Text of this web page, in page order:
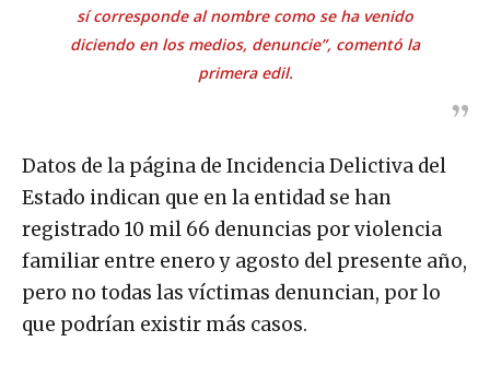
sí corresponde al nombre como se ha venido
diciendo en los medios, denuncie”, comentó la
primera edil.
Datos de la página de Incidencia Delictiva del
Estado indican que en la entidad se han
registrado 10 mil 66 denuncias por violencia
familiar entre enero y agosto del presente año,
pero no todas las víctimas denuncian, por lo
que podrían existir más casos.